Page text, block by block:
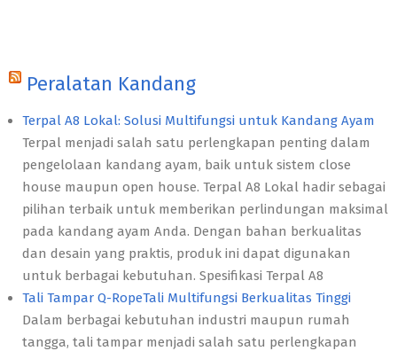
Peralatan Kandang
Terpal A8 Lokal: Solusi Multifungsi untuk Kandang Ayam
Terpal menjadi salah satu perlengkapan penting dalam
pengelolaan kandang ayam, baik untuk sistem close
house maupun open house. Terpal A8 Lokal hadir sebagai
pilihan terbaik untuk memberikan perlindungan maksimal
pada kandang ayam Anda. Dengan bahan berkualitas
dan desain yang praktis, produk ini dapat digunakan
untuk berbagai kebutuhan. Spesifikasi Terpal A8
Tali Tampar Q-RopeTali Multifungsi Berkualitas Tinggi
Dalam berbagai kebutuhan industri maupun rumah
tangga, tali tampar menjadi salah satu perlengkapan